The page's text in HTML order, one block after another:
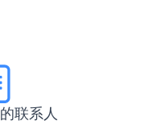
的联系人